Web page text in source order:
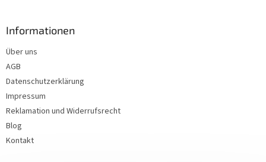
Informationen
Über uns
AGB
Datenschutzerklärung
Impressum
Reklamation und Widerrufsrecht
Blog
Kontakt